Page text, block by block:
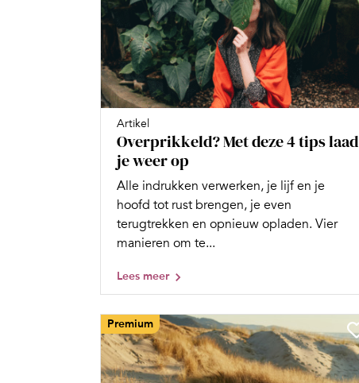
Artikel
Overprikkeld? Met deze 4 tips laad
je weer op
Alle indrukken verwerken, je lijf en je
hoofd tot rust brengen, je even
terugtrekken en opnieuw opladen. Vier
manieren om te...
Lees meer
Premium